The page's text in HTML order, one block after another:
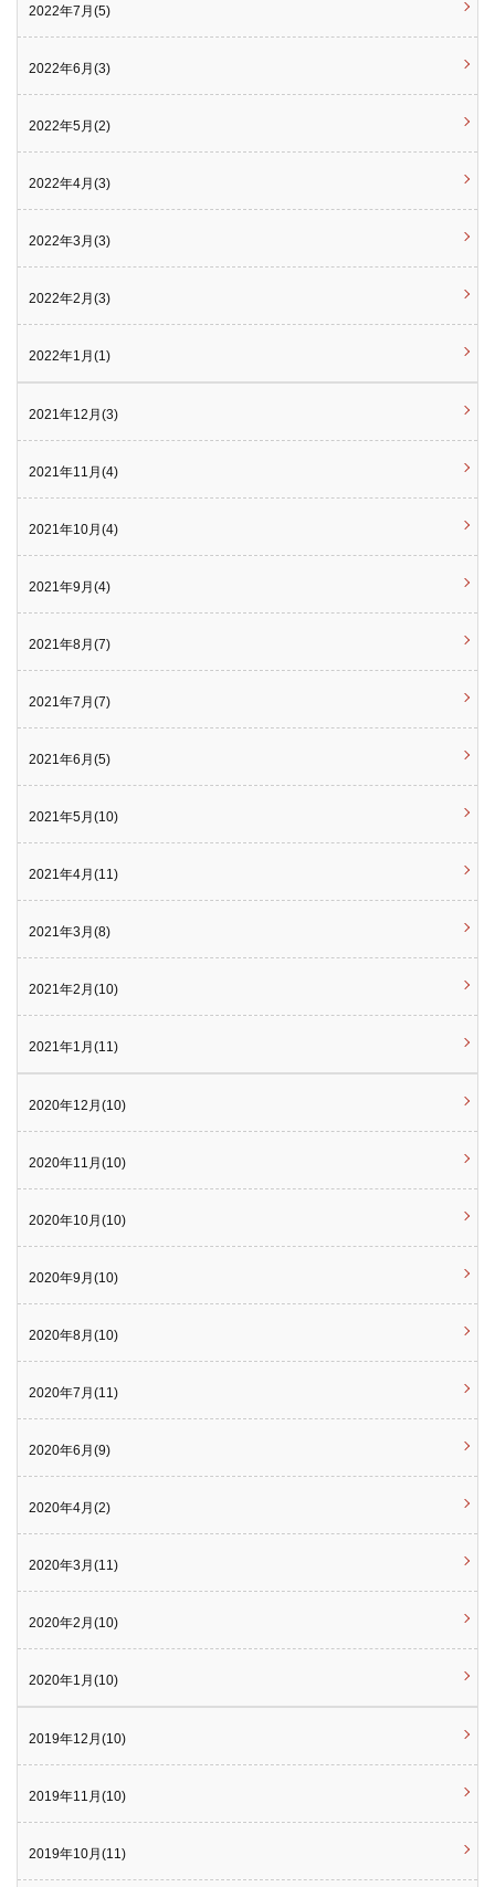
2022年7月(5)
2022年6月(3)
2022年5月(2)
2022年4月(3)
2022年3月(3)
2022年2月(3)
2022年1月(1)
2021年12月(3)
2021年11月(4)
2021年10月(4)
2021年9月(4)
2021年8月(7)
2021年7月(7)
2021年6月(5)
2021年5月(10)
2021年4月(11)
2021年3月(8)
2021年2月(10)
2021年1月(11)
2020年12月(10)
2020年11月(10)
2020年10月(10)
2020年9月(10)
2020年8月(10)
2020年7月(11)
2020年6月(9)
2020年4月(2)
2020年3月(11)
2020年2月(10)
2020年1月(10)
2019年12月(10)
2019年11月(10)
2019年10月(11)